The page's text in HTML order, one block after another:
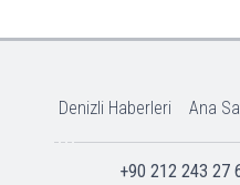
Denizli Haberleri Ana
+90 212 243 27